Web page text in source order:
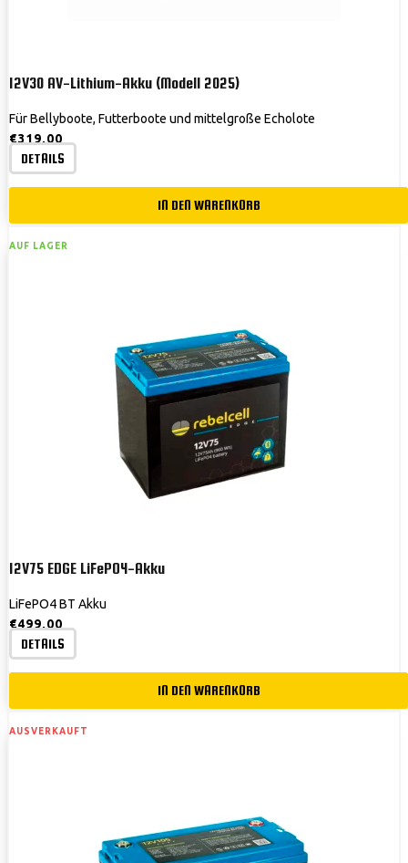
12V30 AV-Lithium-Akku (Modell 2025)
Für Bellyboote, Futterboote und mittelgroße Echolote
€319,00
DETAILS
IN DEN WARENKORB
AUF LAGER
12V75 EDGE LiFePO4-Akku
LiFePO4 BT Akku
€499,00
DETAILS
IN DEN WARENKORB
AUSVERKAUFT